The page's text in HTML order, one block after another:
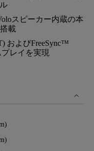
スピーカー内蔵の本
載
およびFreeSync™
レイを実現